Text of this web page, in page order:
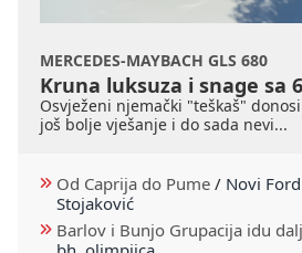
MERCEDES-MAYBACH GLS 680
Kruna luksuza i snage sa
Osvježeni njemački "teškaš"
još bolje vješanje i do sada nevi...
Od Caprija do Pume / Novi
Stojaković
Barlov i Bunjo Grupacija idu